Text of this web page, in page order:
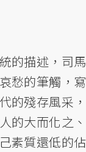
的描述，司馬
愁的筆觸，寫
的殘存風采，
的大而化之、
素質還低的佔